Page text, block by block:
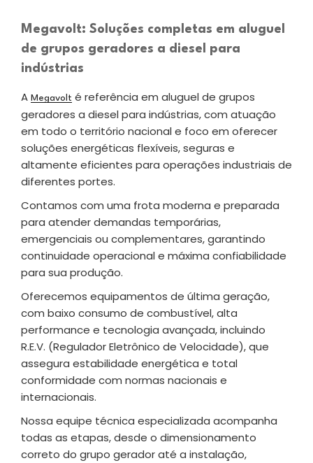
Megavolt: Soluções completas em aluguel
de grupos geradores a diesel para
indústrias
A Megavolt é referência em aluguel de grupos
geradores a diesel para indústrias, com atuação
em todo o território nacional e foco em oferecer
soluções energéticas flexíveis, seguras e
altamente eficientes para operações industriais de
diferentes portes.
Contamos com uma frota moderna e preparada
para atender demandas temporárias,
emergenciais ou complementares, garantindo
continuidade operacional e máxima confiabilidade
para sua produção.
Oferecemos equipamentos de última geração,
com baixo consumo de combustível, alta
performance e tecnologia avançada, incluindo
R.E.V. (Regulador Eletrônico de Velocidade), que
assegura estabilidade energética e total
conformidade com normas nacionais e
internacionais.
Nossa equipe técnica especializada acompanha
todas as etapas, desde o dimensionamento
correto do grupo gerador até a instalação,